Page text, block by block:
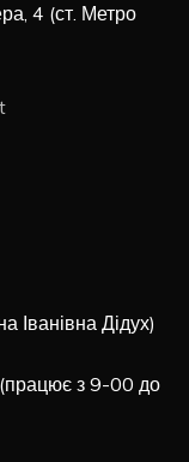
4 (ст. Метро
Дідух)
з 9-00 до